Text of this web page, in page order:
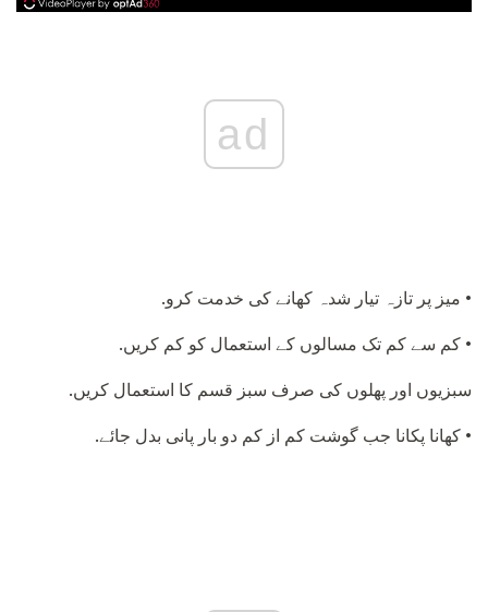
ad
• میز پر تازہ تیار شدہ کھانے کی خدمت کرو.
• کم سے کم تک مسالوں کے استعمال کو کم کریں.
سبزیوں اور پھلوں کی صرف سبز قسم کا استعمال کریں.
• کھانا پکانا جب گوشت کم از کم دو بار پانی بدل جائے.